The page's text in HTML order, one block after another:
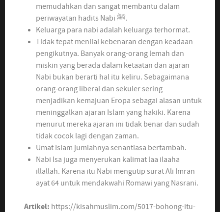
memudahkan dan sangat membantu dalam
periwayatan hadits Nabi ﷺ.
Keluarga para nabi adalah keluarga terhormat.
Tidak tepat menilai kebenaran dengan keadaan
pengikutnya. Banyak orang-orang lemah dan
miskin yang berada dalam ketaatan dan ajaran
Nabi bukan berarti hal itu keliru. Sebagaimana
orang-orang liberal dan sekuler sering
menjadikan kemajuan Eropa sebagai alasan untuk
meninggalkan ajaran Islam yang hakiki. Karena
menurut mereka ajaran ini tidak benar dan sudah
tidak cocok lagi dengan zaman.
Umat Islam jumlahnya senantiasa bertambah.
Nabi Isa juga menyerukan kalimat laa ilaaha
illallah. Karena itu Nabi mengutip surat Ali Imran
ayat 64 untuk mendakwahi Romawi yang Nasrani.
Artikel: https://kisahmuslim.com/5017-bohong-itu-